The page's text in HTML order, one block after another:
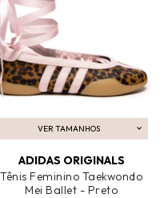
VER TAMANHOS
ADICIONAR AO CARRINHO
ADIDAS ORIGINALS
Tênis Feminino Taekwondo
Mei Ballet - Preto